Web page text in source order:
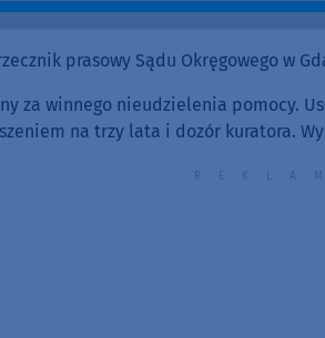
prasowy Sądu Okręgowego w
za winnego nieudzielenia pomocy.
na trzy lata i dozór kuratora.